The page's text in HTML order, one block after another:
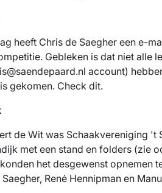
heeft Chris de Saegher een e-
Gebleken is dat niet alle
account)
gekomen. Check dit.
de Wit was Schaakvereniging 't
met een stand en folders (zie
het desgewenst opnemen
René Hennipman en